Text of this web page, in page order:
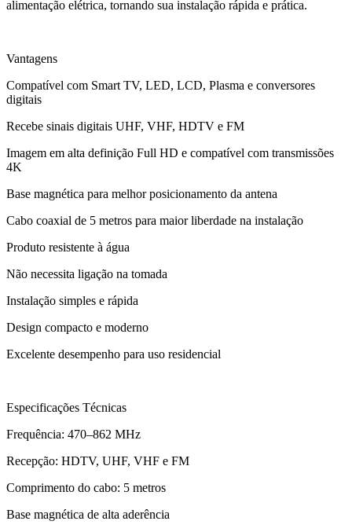
alimentação elétrica, tornando sua instalação rápida e prática.
Vantagens
Compatível com Smart TV, LED, LCD, Plasma e conversores
digitais
Recebe sinais digitais UHF, VHF, HDTV e FM
Imagem em alta definição Full HD e compatível com transmissões
4K
Base magnética para melhor posicionamento da antena
Cabo coaxial de 5 metros para maior liberdade na instalação
Produto resistente à água
Não necessita ligação na tomada
Instalação simples e rápida
Design compacto e moderno
Excelente desempenho para uso residencial
Especificações Técnicas
Frequência: 470–862 MHz
Recepção: HDTV, UHF, VHF e FM
Comprimento do cabo: 5 metros
Base magnética de alta aderência